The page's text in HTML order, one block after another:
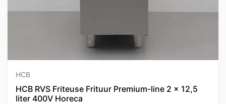
HCB
HCB RVS Friteuse Frituur Premium-line 2 x 12,5
liter 400V Horeca